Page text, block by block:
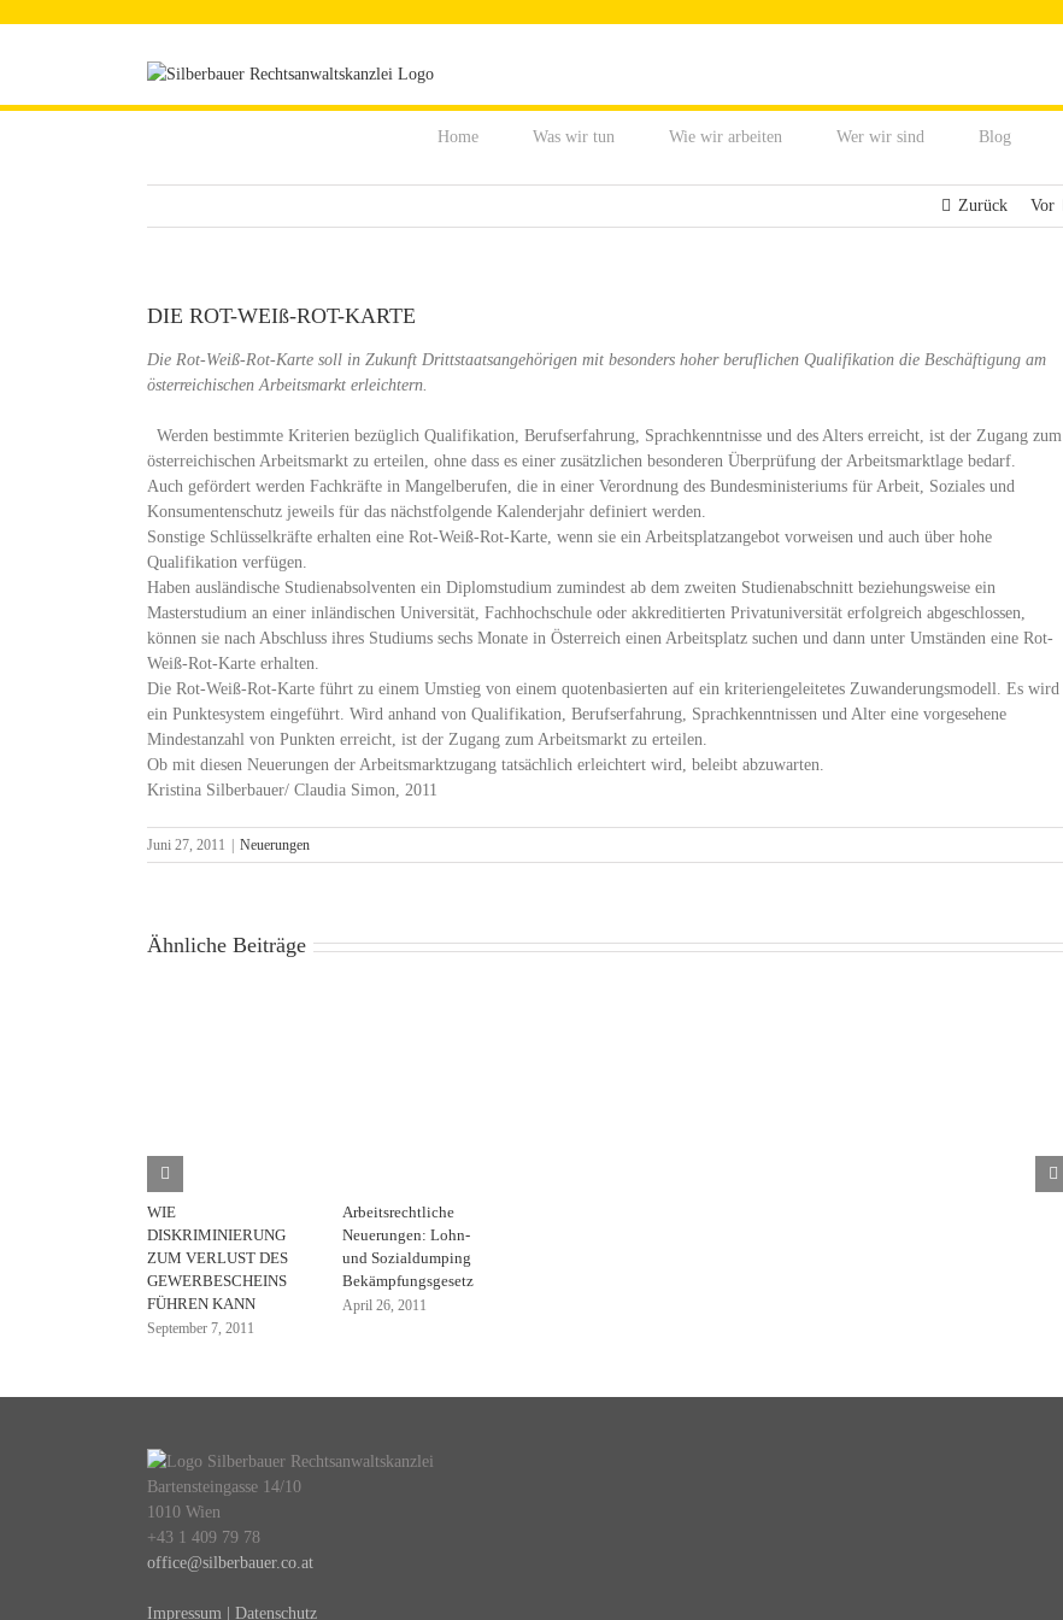
Home Was wir tun Wie wir arbeiten Wer wir sind Blog
Zurück Vor
DIE ROT-WEIß-ROT-KARTE
Die Rot-Weiß-Rot-Karte soll in Zukunft Drittstaatsangehörigen mit besonders hoher beruflichen Qualifikation die Beschäftigung am
österreichischen Arbeitsmarkt erleichtern.
Werden bestimmte Kriterien bezüglich Qualifikation, Berufserfahrung, Sprachkenntnisse und des Alters erreicht, ist der Zugang zum
österreichischen Arbeitsmarkt zu erteilen, ohne dass es einer zusätzlichen besonderen Überprüfung der Arbeitsmarktlage bedarf.
Auch gefördert werden Fachkräfte in Mangelberufen, die in einer Verordnung des Bundesministeriums für Arbeit, Soziales und
Konsumentenschutz jeweils für das nächstfolgende Kalenderjahr definiert werden.
Sonstige Schlüsselkräfte erhalten eine Rot-Weiß-Rot-Karte, wenn sie ein Arbeitsplatzangebot vorweisen und auch über hohe
Qualifikation verfügen.
Haben ausländische Studienabsolventen ein Diplomstudium zumindest ab dem zweiten Studienabschnitt beziehungsweise ein
Masterstudium an einer inländischen Universität, Fachhochschule oder akkreditierten Privatuniversität erfolgreich abgeschlossen,
können sie nach Abschluss ihres Studiums sechs Monate in Österreich einen Arbeitsplatz suchen und dann unter Umständen eine Rot-
Weiß-Rot-Karte erhalten.
Die Rot-Weiß-Rot-Karte führt zu einem Umstieg von einem quotenbasierten auf ein kriteriengeleitetes Zuwanderungsmodell. Es wird
ein Punktesystem eingeführt. Wird anhand von Qualifikation, Berufserfahrung, Sprachkenntnissen und Alter eine vorgesehene
Mindestanzahl von Punkten erreicht, ist der Zugang zum Arbeitsmarkt zu erteilen.
Ob mit diesen Neuerungen der Arbeitsmarktzugang tatsächlich erleichtert wird, beleibt abzuwarten.
Kristina Silberbauer/ Claudia Simon, 2011
Juni 27, 2011 Neuerungen
Ähnliche Beiträge
WIE
DISKRIMINIERUNG
ZUM VERLUST DES
GEWERBESCHEINS
FÜHREN KANN
September 7, 2011
Arbeitsrechtliche
Neuerungen: Lohn-
und Sozialdumping
Bekämpfungsgesetz
April 26, 2011
Bartensteingasse 14/10
1010 Wien
+43 1 409 79 78
office@silberbauer.co.at
Impressum | Datenschutz